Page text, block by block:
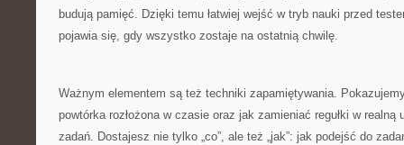
budują pamięć. Dzięki temu łatwiej wejść w tryb nauki przed
pojawia się, gdy wszystko zostaje na ostatnią chwilę.
Ważnym elementem są też techniki zapamiętywania.
powtórka rozłożona w czasie oraz jak zamieniać regułki w realną
zadań. Dostajesz nie tylko „co”, ale też „jak”: jak podejść do